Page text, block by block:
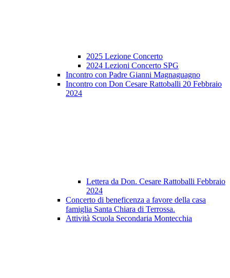
2025 Lezione Concerto
2024 Lezioni Concerto SPG
Incontro con Padre Gianni Magnaguagno
Incontro con Don Cesare Rattoballi 20 Febbraio
2024
Lettera da Don. Cesare Rattoballi Febbraio
2024
Concerto di beneficenza a favore della casa
famiglia Santa Chiara di Terrossa.
Attività Scuola Secondaria Montecchia